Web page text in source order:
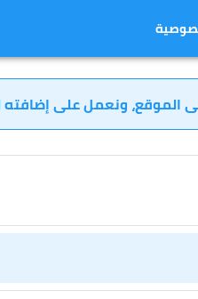
الموقع، ونعمل على إضافته